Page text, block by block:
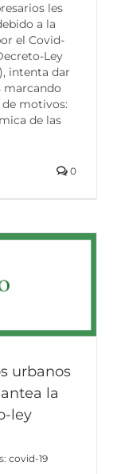
les
a la
el Covid-
Ley
intenta dar
marcando
motivos:
de las
0
urbanos
la
ley
covid-19